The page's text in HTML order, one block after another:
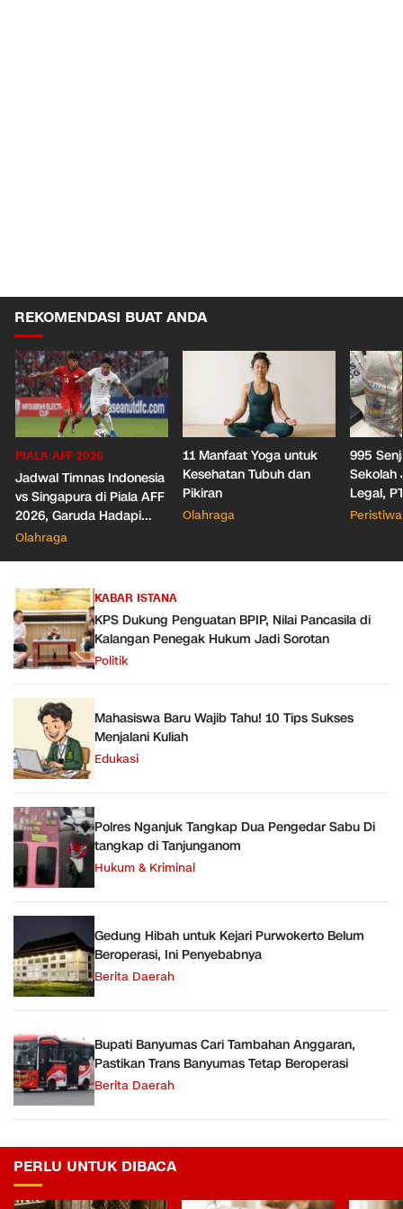
REKOMENDASI BUAT ANDA
PIALA AFF 2026
Jadwal Timnas Indonesia
vs Singapura di Piala AFF
2026, Garuda Hadapi
Laga Penentuan
Olahraga
11 Manfaat Yoga untuk
Kesehatan Tubuh dan
Pikiran
Olahraga
995
Sekolah
Legal,
Izin
Peristiwa
KABAR ISTANA
KPS Dukung Penguatan BPIP, Nilai Pancasila di
Kalangan Penegak Hukum Jadi Sorotan
Politik
Mahasiswa Baru Wajib Tahu! 10 Tips Sukses
Menjalani Kuliah
Edukasi
Polres Nganjuk Tangkap Dua Pengedar Sabu Di
tangkap di Tanjunganom
Hukum & Kriminal
Gedung Hibah untuk Kejari Purwokerto Belum
Beroperasi, Ini Penyebabnya
Berita Daerah
Bupati Banyumas Cari Tambahan Anggaran,
Pastikan Trans Banyumas Tetap Beroperasi
Berita Daerah
PERLU UNTUK DIBACA